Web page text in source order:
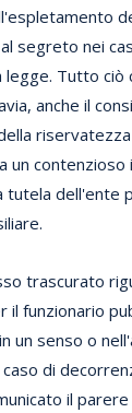
segreto nei
Tutto ciò
anche il
un contenzioso
tutela dell'ente
trascurato
il funzionario
un senso o
di
il